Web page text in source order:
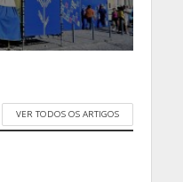
VER TODOS OS ARTIGOS